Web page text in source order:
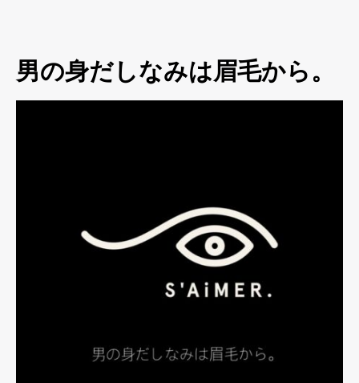
男の身だしなみは眉毛から。